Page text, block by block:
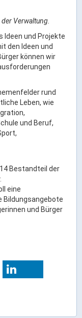
Verwaltung.
Ideen und Projekte
den Ideen und
können wir
rund
Leben, wie
und Beruf,
Bestandteil der
eine
Bildungsangebote
und Bürger